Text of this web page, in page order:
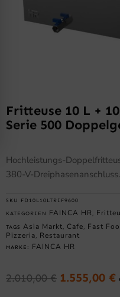
Fritteuse 10 L +
Serie 500
Hochleistungs-
380-V-Dreiphasenanschluss.
SKU FD10L10LTRIF9600
KATEGORIEN FAINCA HR
TAGS Asia Markt Cafe Fast
Pizzeria Restaurant
MARKE: FAINCA HR
2.010,00€ 1.555,00 €